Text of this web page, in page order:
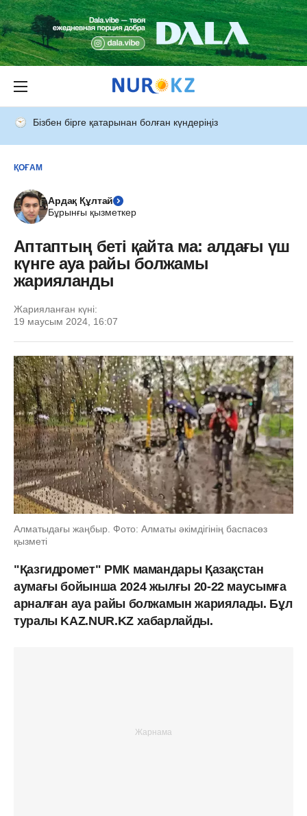
Бізбен бірге қатарынан болған күндеріңіз
ҚОҒАМ
Ардақ Құлтай
Бұрынғы қызметкер
Аптаптың беті қайта ма: алдағы үш
күнге ауа райы болжамы
жарияланды
Жарияланған күні:
19 маусым 2024, 16:07
Алматыдағы жаңбыр. Фото: Алматы әкімдігінің баспасөз
қызметі
"Қазгидромет" РМК мамандары Қазақстан
аумағы бойынша 2024 жылғы 20-22 маусымға
арналған ауа райы болжамын жариялады. Бұл
туралы KAZ.NUR.KZ хабарлайды.